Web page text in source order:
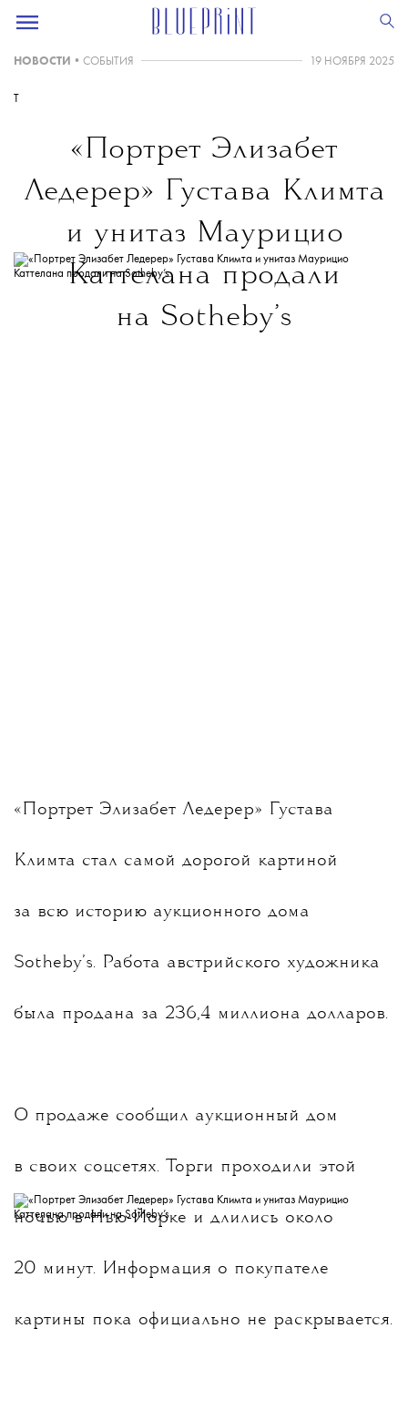
НОВОСТИ • СОБЫТИЯ 19 НОЯБРЯ 2025
T
«Портрет Элизабет
Ледерер» Густава Климта
и унитаз Маурицио
Каттелана продали
на Sotheby’s
«Портрет Элизабет Ледерер» Густава
Климта стал самой дорогой картиной
за всю историю аукционного дома
Sotheby’s. Работа австрийского художника
была продана за 236,4 миллиона долларов.
О продаже сообщил аукционный дом
в своих соцсетях. Торги проходили этой
ночью в Нью-Йорке и длились около
20 минут. Информация о покупателе
картины пока официально не раскрывается.